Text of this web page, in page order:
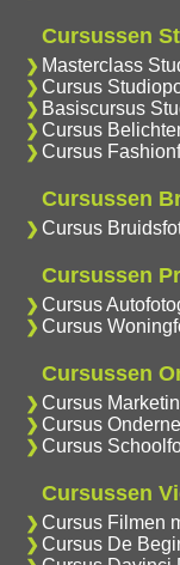
Cursussen
Masterclass
Cursus
Basiscursus
Cursus
Cursus
Cursussen
Cursus
Cursussen
Cursus
Cursus
Cursussen
Cursus
Cursus
Cursus
Cursussen
Cursus Filmen
Cursus De